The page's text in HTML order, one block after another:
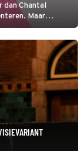
dan Chantal
Maar
te weten.